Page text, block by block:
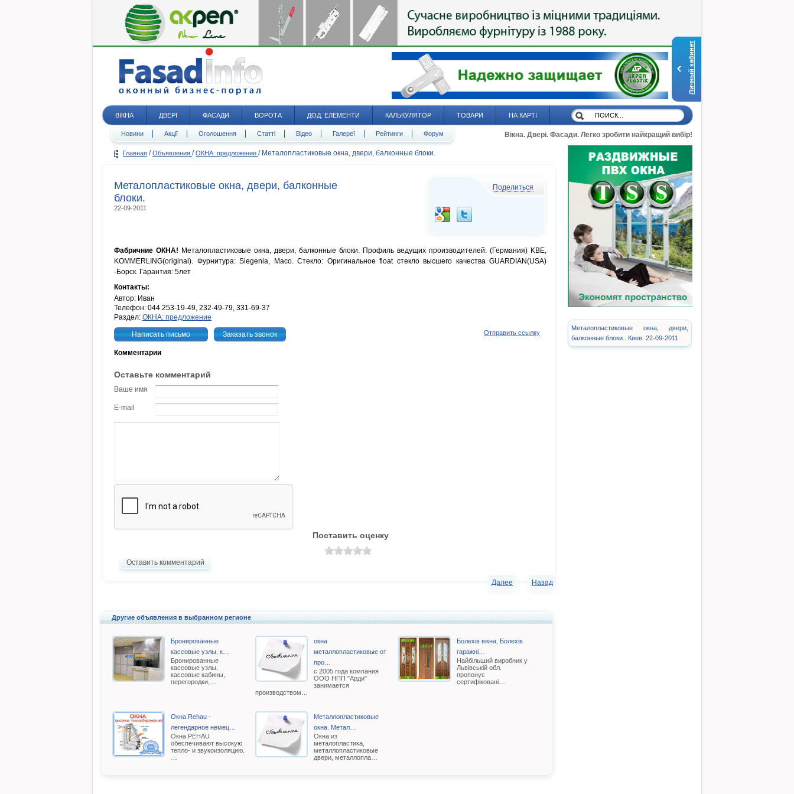
Личный кабинет
ВІКНА ДВЕРІ ФАСАДИ ВОРОТА ДОД. ЕЛЕМЕНТИ КАЛЬКУЛЯТОР ТОВАРИ НА КАРТІ
Новини Акції Оголошення Статті Відео Галереї Рейтинги Форум Вікна. Двері. Фасади. Легко зробити найкращий вибір!
Главная / Объявления / ОКНА: предложение / Металопластиковые окна, двери, балконные блоки.
Металопластиковые окна, двери, балконные
блоки.
22-09-2011
Поделиться
Фабричние ОКНА! Металопластиковые окна, двери, балконные блоки. Профиль ведущих производителей: (Германия) KBE,
KOMMERLING(original). Фурнитура: Siegenia, Maco. Стекло: Оригинальное float стекло высшего качества GUARDIAN(USA)
-Борск. Гарантия: 5лет
Контакты:
Автор: Иван
Телефон: 044 253-19-49, 232-49-79, 331-69-37
Раздел: ОКНА: предложение
Написать письмо Заказать звонок Отправить ссылку
Комментарии
Оставьте комментарий
Ваше имя
E-mail
Поставить оценку
Оставить комментарий
Назад
Далее
Другие объявления в выбранном регионе
Бронированные
кассовые узлы, к…
Бронированные
кассовые узлы,
кассовые кабины,
перегородки,…
окна
металлопластиковые от
про…
с 2005 года компания
ООО НПП "Арди"
занимается
производством…
Болехів вікна, Болехів
гаражні…
Найбільший виробник у
Львівській обл.
пропонує
сертифіковані…
Окна Rehau -
легендарное немец…
Oкна РEHAU
обеспечивают высокую
тепло- и звукоизоляцию.
Металлопластиковые
окна. Метал…
Окна из
металопластика,
металлопластиковые
двери, металлопла…
Металопластиковые окна, двери,
балконные блоки.. Киев. 22-09-2011